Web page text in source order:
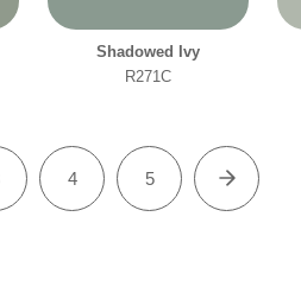
Shadowed Ivy
R271C
4 5